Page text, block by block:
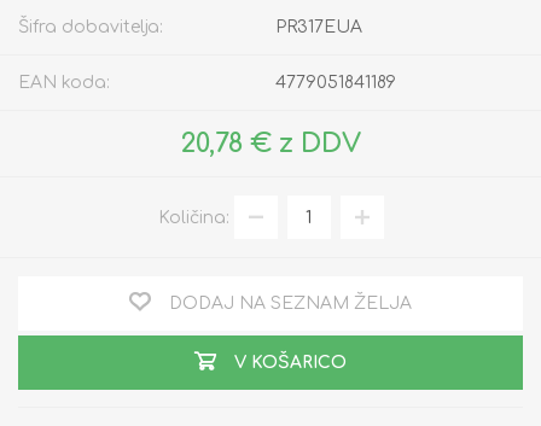
Šifra dobavitelja: PR317EUA
EAN koda: 4779051841189
20,78 € z DDV
Količina:
DODAJ NA SEZNAM ŽELJA
V KOŠARICO